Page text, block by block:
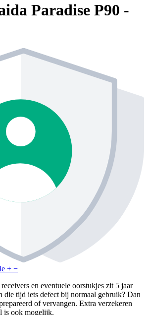
Paradise P90 -
+ −
en eventuele oorstukjes zit 5 jaar
die tijd iets defect bij normaal gebruik? Dan
of vervangen. Extra verzekeren
is ook mogelijk.